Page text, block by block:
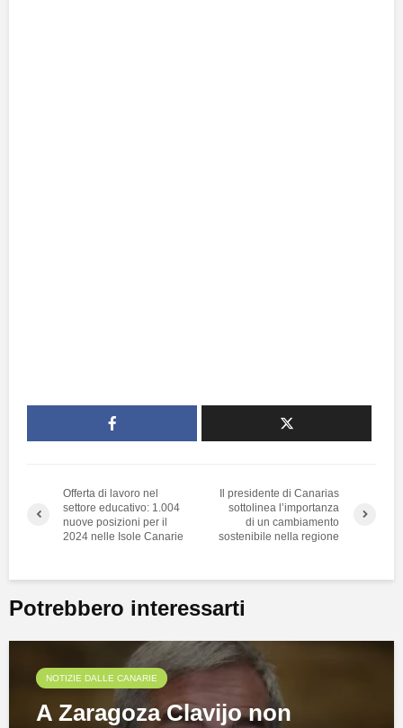
Offerta di lavoro nel
settore educativo: 1.004
nuove posizioni per il
2024 nelle Isole Canarie
Il presidente di Canarias
sottolinea l’importanza
di un cambiamento
sostenibile nella regione
Potrebbero interessarti
NOTIZIE DALLE CANARIE
A Zaragoza Clavijo non